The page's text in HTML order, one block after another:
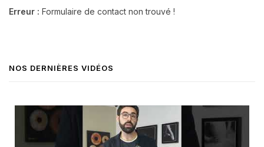
Erreur : Formulaire de contact non trouvé !
NOS DERNIÈRES VIDÉOS